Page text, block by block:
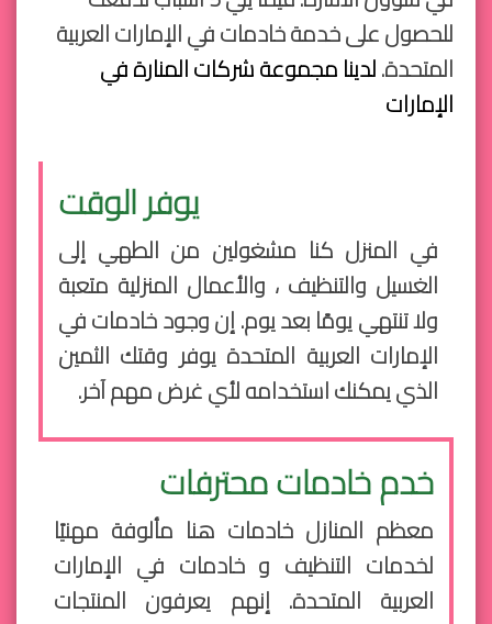
للحصول على خدمة خادمات في الإمارات العربية
المتحدة.لدينا مجموعة شركات المنارة في
الإمارات
يوفر الوقت
في المنزل كنا مشغولين من الطهي إلى
الغسيل والتنظيف ، والأعمال المنزلية متعبة
ولا تنتهي يومًا بعد يوم. إن وجود خادمات في
الإمارات العربية المتحدة يوفر وقتك الثمين
الذي يمكنك استخدامه لأي غرض مهم آخر.
خدم خادمات محترفات
معظم المنازل خادمات هنا مألوفة مهنيًا
لخدمات التنظيف و خادمات في الإمارات
العربية المتحدة. إنهم يعرفون المنتجات